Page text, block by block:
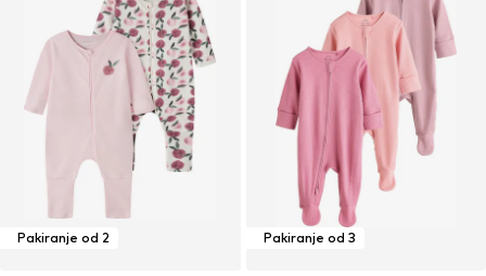
Pakiranje od 2 Pakiranje od 3